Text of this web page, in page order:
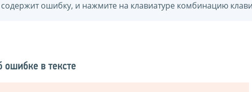
ошибку, и нажмите на клавиатуре комбинацию
ошибке в тексте